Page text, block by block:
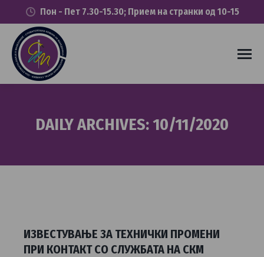
Пон - Пет 7.30-15.30; Прием на странки од 10-15
DAILY ARCHIVES:10/11/2020
ИЗВЕСТУВАЊЕ ЗА ТЕХНИЧКИ ПРОМЕНИ
ПРИ КОНТАКТ СО СЛУЖБАТА НА СКМ